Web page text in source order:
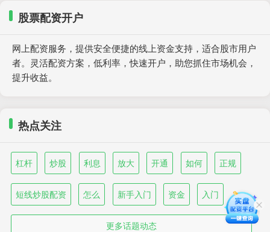
股票配资开户
网上配资服务，提供安全便捷的线上资金支持，适合股市用户
者。灵活配资方案，低利率，快速开户，助您抓住市场机会，
提升收益。
热点关注
杠杆 炒股 利息 放大 开通 如何 正规
短线炒股配资 怎么 新手入门 资金 入门
更多话题动态